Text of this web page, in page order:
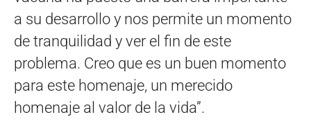
a su desarrollo y nos permite un momento
de tranquilidad y ver el fin de este
problema. Creo que es un buen momento
para este homenaje, un merecido
homenaje al valor de la vida”.